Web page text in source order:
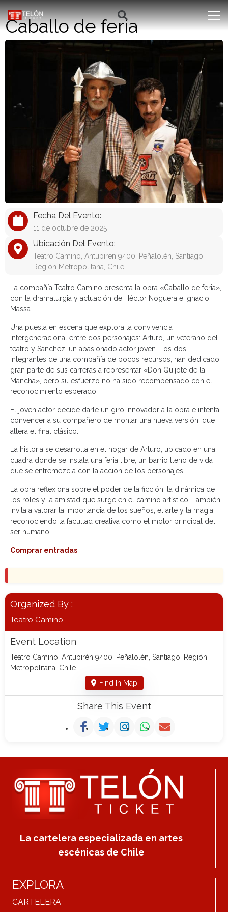
Caballo de feria
Fecha Del Evento:
11 de octubre de 2025
Ubicación Del Evento:
Teatro Camino, Antupirén 9400, Peñalolén, Santiago,
Región Metropolitana, Chile
La compañía Teatro Camino presenta la obra «Caballo de feria»,
con la dramaturgia y actuación de Héctor Noguera e Ignacio
Massa.
Una puesta en escena que explora la convivencia
intergeneracional entre dos personajes: Arturo, un veterano del
teatro y Sánchez, un apasionado actor joven. Los dos
integrantes de una compañía de pocos recursos, han dedicado
gran parte de sus carreras a representar «Don Quijote de la
Mancha», pero su esfuerzo no ha sido recompensado con el
reconocimiento esperado.
El joven actor decide darle un giro innovador a la obra e intenta
convencer a su compañero de montar una nueva versión, que
altera el final clásico.
La historia se desarrolla en el hogar de Arturo, ubicado en una
cuadra donde se instala una feria libre, un barrio lleno de vida
que se entremezcla con la acción de los personajes.
La obra reflexiona sobre el poder de la ficción, la dinámica de
los roles y la amistad que surge en el camino artístico. También
invita a valorar la importancia de los sueños, el arte y la magia,
reconociendo la facultad creativa como el motor principal del
ser humano.
Comprar entradas
Organized By :
Teatro Camino
Event Location
Teatro Camino, Antupirén 9400, Peñalolén, Santiago, Región
Metropolitana, Chile
Find In Map
Share This Event
La cartelera especializada en artes
escénicas de Chile
EXPLORA
CARTELERA